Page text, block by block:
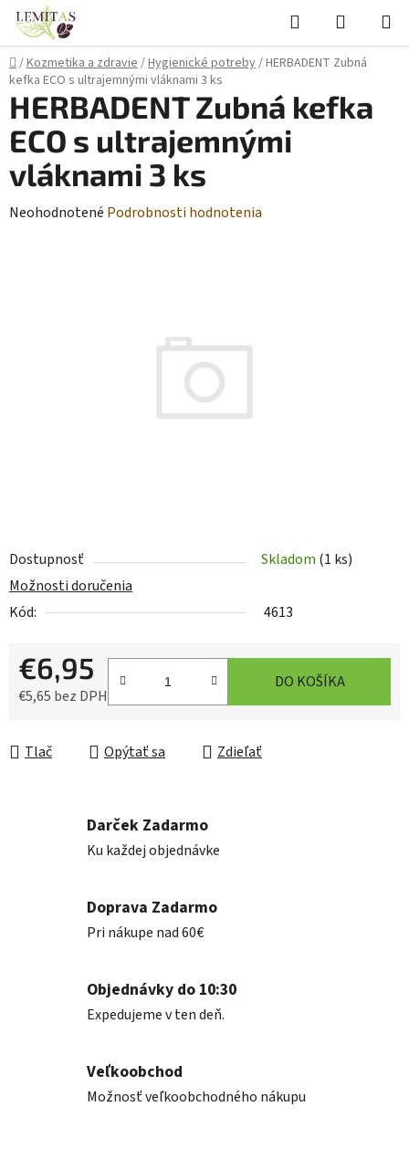
Prejsť
obsah
Hľadať
KOŠÍK
Domov
/Kozmetika a zdravie/Hygienické potreby/HERBADENT Zubná
kefka ECO s ultrajemnými vláknami 3 ks
Dostupnosť Skladom (1 ks)
Možnosti doručenia
Kód:
4613
€6,95
€5,65 bez DPH
DO KOŠÍKA
Tlač Opýtať sa Zdieľať
HERBADENT Zubná kefka
ECO s ultrajemnými
vláknami 3 ks
Priemerné
Neohodnotené Podrobnosti hodnotenia
Darček Zadarmo
Ku každej objednávke
Doprava Zadarmo
Pri nákupe nad 60€
Objednávky do 10:30
Expedujeme v ten deň.
Veľkoobchod
Možnosť veľkoobchodného nákupu